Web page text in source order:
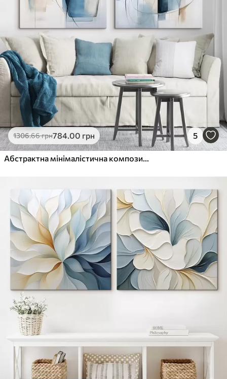
1306.66грн784.00 грн 5
Абстрактна мінімалістична композиція з синіми та бежевими фігурами